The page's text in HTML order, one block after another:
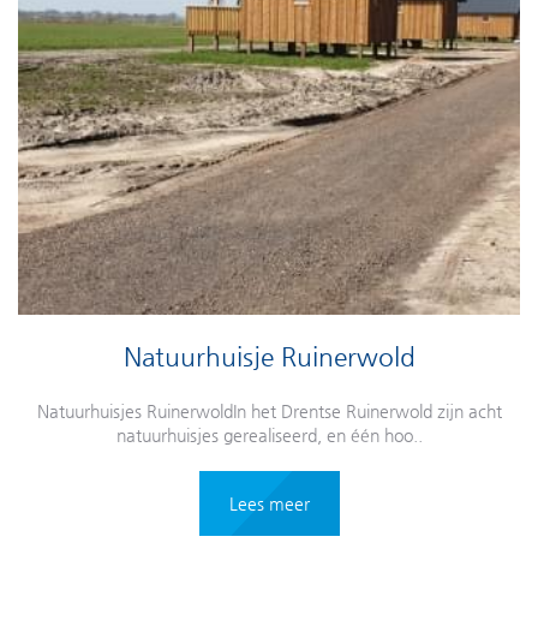
Natuurhuisje Ruinerwold
Natuurhuisjes RuinerwoldIn het Drentse Ruinerwold zijn acht
natuurhuisjes gerealiseerd, en één hoo..
Lees meer